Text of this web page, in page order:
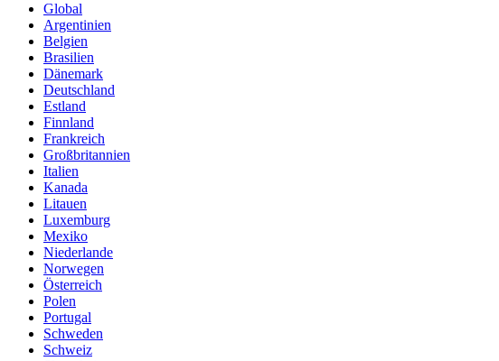
Global
Argentinien
Belgien
Brasilien
Dänemark
Deutschland
Estland
Finnland
Frankreich
Großbritannien
Italien
Kanada
Litauen
Luxemburg
Mexiko
Niederlande
Norwegen
Österreich
Polen
Portugal
Schweden
Schweiz